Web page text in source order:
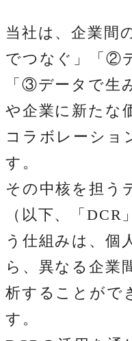
当社は、企業間
でつなぐ」「②
「③データで生
や企業に新たな
コラボレーショ
す。
その中核を担う
（以下、「
う仕組みは、個
ら、異なる企業
析することがで
す。